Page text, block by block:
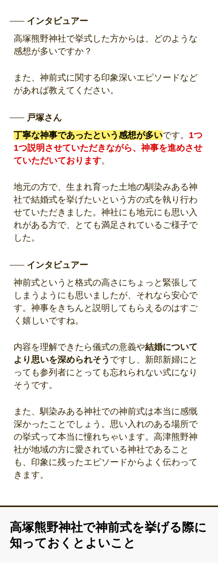
インタビュアー
高塚熊野神社で挙式した方からは、どのような
感想が多いですか？
また、神前式に関する印象深いエピソードなど
があれば教えてください。
戸塚さん
丁寧な神事であったという感想が多いです。 1つ
1つ説明させていただきながら、神事を進めさせ
ていただいております。
地元の方で、生まれ育った土地の馴染みある神
社で結婚式を挙げたいという方の式を執り行わ
せていただきました。神社にも地元にも思い入
れがある方で、とても満足されているご様子で
した。
インタビュアー
神前式というと格式の高さにちょっと緊張して
しまうようにも思いましたが、それなら安心で
す。神事をきちんと説明してもらえるのはすご
く嬉しいですね。
内容を理解できたら儀式の意義や結婚について
より思いを深められそう ですし、新郎新婦にと
っても参列者にとっても忘れられない式になり
そうです。
また、馴染みある神社での神前式は本当に感慨
深かったことでしょう。思い入れのある場所で
の挙式って本当に憧れちゃいます。高津熊野神
社が地域の方に愛されている神社であること
も、印象に残ったエピソードからよく伝わって
きます。
高塚熊野神社で神前式を挙げる際に
知っておくとよいこと